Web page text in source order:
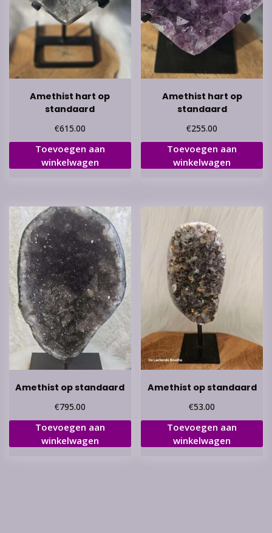
Amethist hart op
standaard
€615.00
Toevoegen aan
winkelwagen
Amethist hart op
standaard
€255.00
Toevoegen aan
winkelwagen
Amethist op standaard
€795.00
Toevoegen aan
winkelwagen
Amethist op standaard
€53.00
Toevoegen aan
winkelwagen